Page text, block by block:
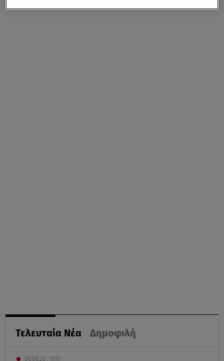
Τελευταία Νέα Δημοφιλή
06.08.26 , 19:17